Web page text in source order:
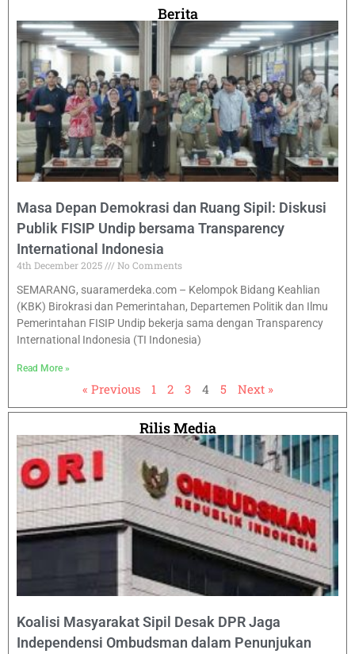
Berita
Masa Depan Demokrasi dan Ruang Sipil: Diskusi
Publik FISIP Undip bersama Transparency
International Indonesia
4th December 2025
No Comments
SEMARANG, suaramerdeka.com – Kelompok Bidang Keahlian
(KBK) Birokrasi dan Pemerintahan, Departemen Politik dan Ilmu
Pemerintahan FISIP Undip bekerja sama dengan Transparency
International Indonesia (TI Indonesia)
Read More »
« Previous 1 2 3 4 5 Next »
Rilis Media
Koalisi Masyarakat Sipil Desak DPR Jaga
Independensi Ombudsman dalam Penunjukan